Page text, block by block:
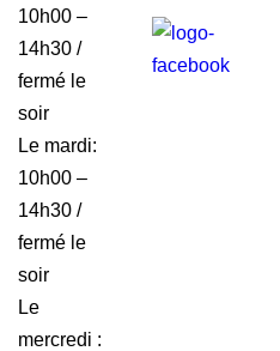
10h00 –
14h30 /
fermé le
soir
Le mardi:
10h00 –
14h30 /
fermé le
soir
Le
mercredi :